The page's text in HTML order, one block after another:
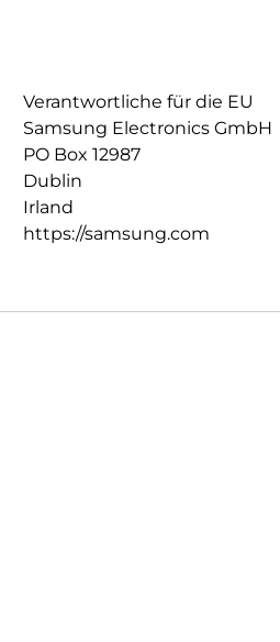
Verantwortliche für die EU
Samsung Electronics GmbH
PO Box 12987
Dublin
Irland
https://samsung.com